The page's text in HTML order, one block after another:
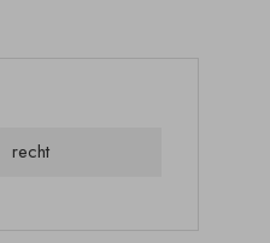
recht